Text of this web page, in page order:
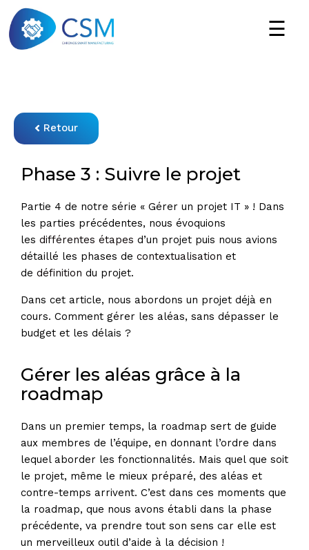
Retour
Phase 3 : Suivre le projet
Partie 4 de notre série « Gérer un projet IT » ! Dans
les parties précédentes, nous évoquions
les différentes étapes d’un projet puis nous avions
détaillé les phases de contextualisation et
de définition du projet.
Dans cet article, nous abordons un projet déjà en
cours. Comment gérer les aléas, sans dépasser le
budget et les délais ?
Gérer les aléas grâce à la
roadmap
Dans un premier temps, la roadmap sert de guide
aux membres de l’équipe, en donnant l’ordre dans
lequel aborder les fonctionnalités. Mais quel que soit
le projet, même le mieux préparé, des aléas et
contre-temps arrivent. C’est dans ces moments que
la roadmap, que nous avons établi dans la phase
précédente, va prendre tout son sens car elle est
un merveilleux outil d’aide à la décision !